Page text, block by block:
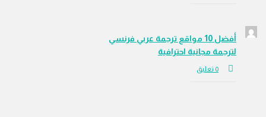
أفضل 10 مواقع ترجمة عربي فرنسي
لترجمة مجانية احترافية